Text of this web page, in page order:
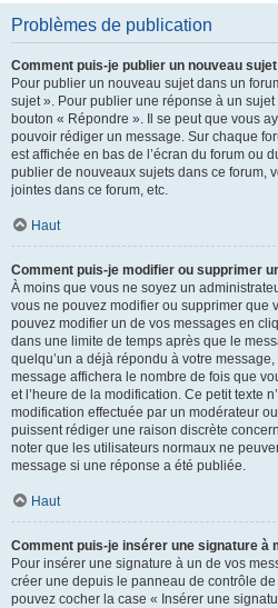
Problèmes de publication
Comment puis-je publier un nouveau
Pour publier un nouveau sujet dans un
sujet ». Pour publier une réponse à un
bouton « Répondre ». Il se peut que vous
pouvoir rédiger un message. Sur chaque
est affichée en bas de l’écran du forum ou
publier de nouveaux sujets dans ce forum,
jointes dans ce forum, etc.
Haut
Comment puis-je modifier ou supprimer
À moins que vous ne soyez un
vous ne pouvez modifier ou supprimer que
pouvez modifier un de vos messages en
dans une limite de temps après que le
quelqu’un a déjà répondu à votre
message affichera le nombre de fois que
et l’heure de la modification. Ce petit texte
modification effectuée par un modérateur
puissent rédiger une raison discrète
noter que les utilisateurs normaux ne
message si une réponse a été publiée.
Haut
Comment puis-je insérer une signature à
Pour insérer une signature à un de vos
créer une depuis le panneau de contrôle
pouvez cocher la case « Insérer une